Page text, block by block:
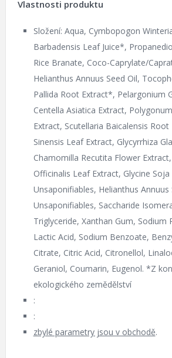
Vlastnosti produktu
Složení: Aqua, Cymbopogon
Barbadensis Leaf Juice*,
Rice Branate, Coco-Caprylate/
Helianthus Annuus Seed Oil,
Pallida Root Extract*, Pelargonium
Centella Asiatica Extract,
Extract, Scutellaria Baicalensis Root
Sinensis Leaf Extract, Glycyrrhiza
Chamomilla Recutita Flower
Officinalis Leaf Extract, Glycine Soja
Unsaponifiables, Helianthus Annuus
Unsaponifiables, Saccharide
Triglyceride, Xanthan Gum, Sodium
Lactic Acid, Sodium Benzoate,
Citrate, Citric Acid, Citronellol,
Geraniol, Coumarin, Eugenol. *Z
ekologického zemědělství
:
:
zbylé parametry jsou v obchodě.